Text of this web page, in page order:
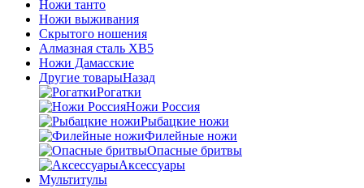
Ножи танто
Ножи выживания
Скрытого ношения
Алмазная сталь ХВ5
Ножи Дамасские
Другие товарыНазад
Рогатки
Ножи Россия
Рыбацкие ножи
Филейные ножи
Опасные бритвы
Аксессуары
Мультитулы